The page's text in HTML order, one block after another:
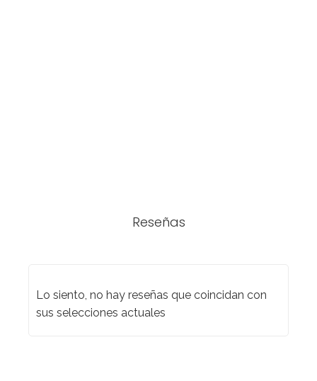
Reseñas
Lo siento, no hay reseñas que coincidan con
sus selecciones actuales